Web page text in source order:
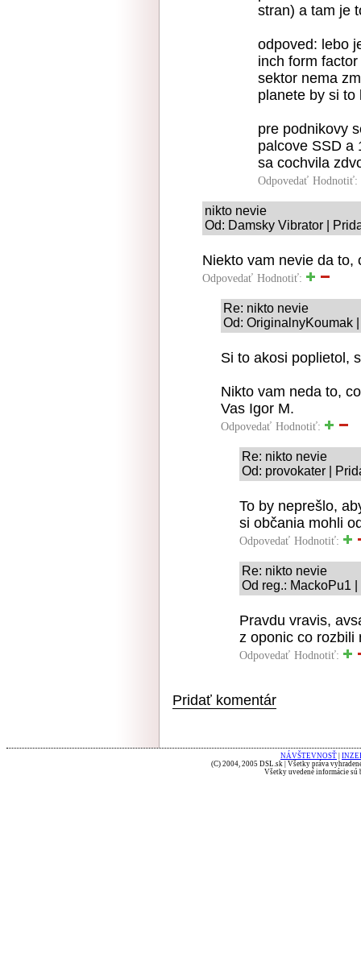
stran) a tam je
odpoved: lebo
inch form
sektor nema
planete by si to
pre podnikovy
palcove SSD a
sa cochvila
Odpovedať Hodnotiť:
nikto nevie
Od: Damsky Vibrator |
Niekto vam nevie da to,
Odpovedať Hodnotiť:
Re: nikto nevie
Od: OriginalnyKoumak
Si to akosi poplietol,
Nikto vam neda to,
Vas Igor M.
Odpovedať Hodnotiť:
Re: nikto nevie
Od: provokater |
To by neprešlo,
si občania mohli
Odpovedať Hodnotiť:
Re: nikto nevie
Od reg.: MackoPu1
Pravdu vravis,
z oponic co rozbili
Odpovedať Hodnotiť:
Pridať komentár
NÁVŠTEVNOSŤ
(C) 2004, 2005 DSL.sk | Všetky práva
Všetky uvedené informácie sú